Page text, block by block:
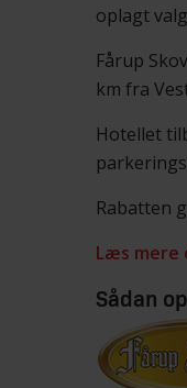
oplagt
Fårup
km fra
Hotellet
Rabatten
Læs mere
Sådan